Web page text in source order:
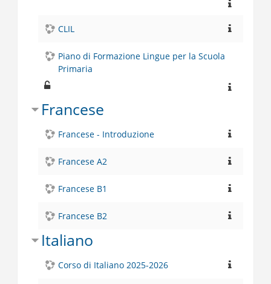
CLIL
Piano di Formazione Lingue per la Scuola
Primaria
Francese
Francese - Introduzione
Francese A2
Francese B1
Francese B2
Italiano
Corso di Italiano 2025-2026